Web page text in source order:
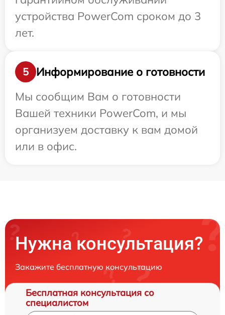
устройства PowerCom сроком до 3
лет.
5
Информирование о готовности
Мы сообщим Вам о готовности
Вашей техники PowerCom, и мы
организуем доставку к вам домой
или в офис.
Нужна консультация?
Закажите бесплатную консультацию
Бесплатная консультация со
специалистом